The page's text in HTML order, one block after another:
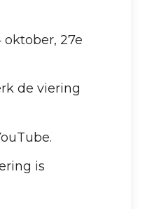
27e
de viering
is